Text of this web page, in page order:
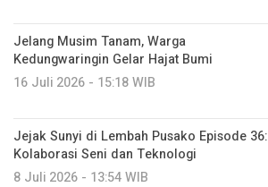
Jelang Musim Tanam, Warga
Kedungwaringin Gelar Hajat Bumi
16 Juli 2026 - 15:18 WIB
Jejak Sunyi di Lembah Pusako Episode 36:
Kolaborasi Seni dan Teknologi
8 Juli 2026 - 13:54 WIB